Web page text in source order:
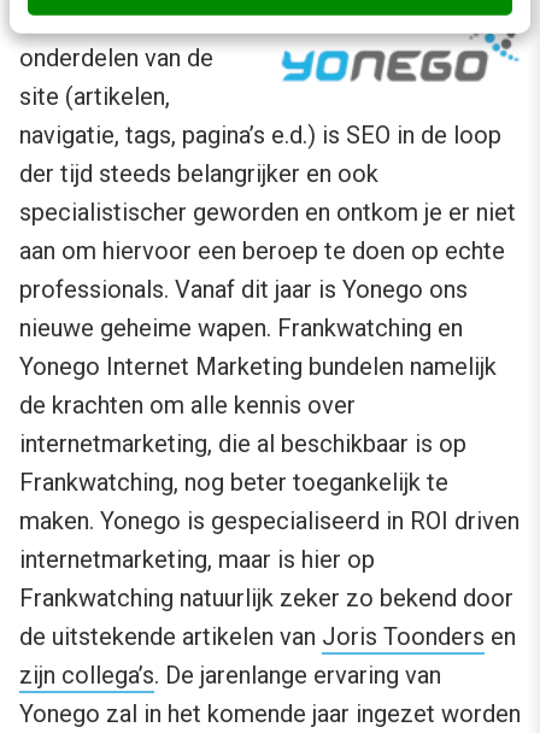
Voor de verschillende
onderdelen van de
site (artikelen,
navigatie, tags, pagina’s e.d.) is SEO in de loop
der tijd steeds belangrijker en ook
specialistischer geworden en ontkom je er niet
aan om hiervoor een beroep te doen op echte
professionals. Vanaf dit jaar is Yonego ons
nieuwe geheime wapen. Frankwatching en
Yonego Internet Marketing bundelen namelijk
de krachten om alle kennis over
internetmarketing, die al beschikbaar is op
Frankwatching, nog beter toegankelijk te
maken. Yonego is gespecialiseerd in ROI driven
internetmarketing, maar is hier op
Frankwatching natuurlijk zeker zo bekend door
de uitstekende artikelen van Joris Toonders en
zijn collega’s. De jarenlange ervaring van
Yonego zal in het komende jaar ingezet worden